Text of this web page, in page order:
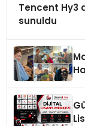
Tencent Hy3
sunuldu